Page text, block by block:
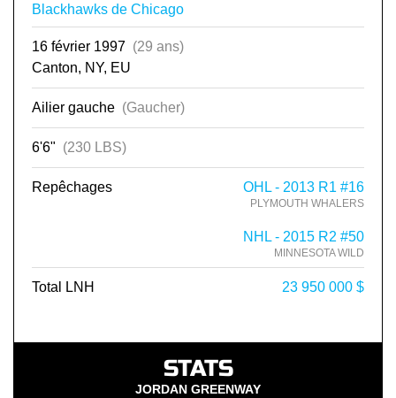
Blackhawks de Chicago
16 février 1997 (29 ans)
Canton, NY, EU
Ailier gauche (Gaucher)
6'6" (230 LBS)
Repêchages OHL - 2013 R1 #16
PLYMOUTH WHALERS
NHL - 2015 R2 #50
MINNESOTA WILD
Total LNH 23 950 000 $
STATS
JORDAN GREENWAY